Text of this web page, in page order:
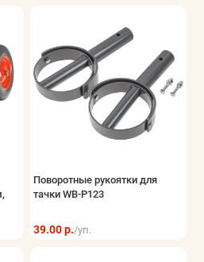
Поворотные рукоятки для
тачки WB-P123
39.00 р./уп.